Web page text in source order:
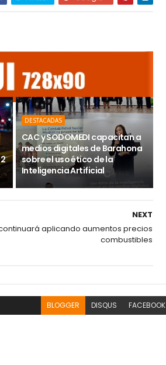
DESTACADAS
CAC y SODOMEDI capacitan a
medios digitales de Barahona
sobre el uso ético de la
Inteligencia Artificial
NEXT
aplicando aumentos precios
combustibles
BLOGGER DISQUS FACEBOOK